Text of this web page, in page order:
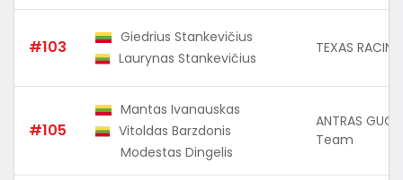
#103
Giedrius Stankevičius
Laurynas Stankevičius
TEXAS RACING
#105
Mantas Ivanauskas
Vitoldas Barzdonis
Modestas Dingelis
ANTRAS
Team